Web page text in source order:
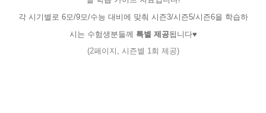
각 시기별로 6모/9모/수능 대비에 맞춰 시즌3/시즌5/시즌6을 학습하
시는 수험생분들께 특별 제공됩니다♥
(2페이지, 시즌별 1회 제공)